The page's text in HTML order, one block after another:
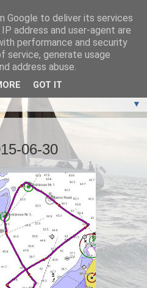
båten, seglingar, havet och
▼
06-30
Google to deliver its services
address and user-agent are
performance and security
service, generate usage
address abuse.
GOT IT